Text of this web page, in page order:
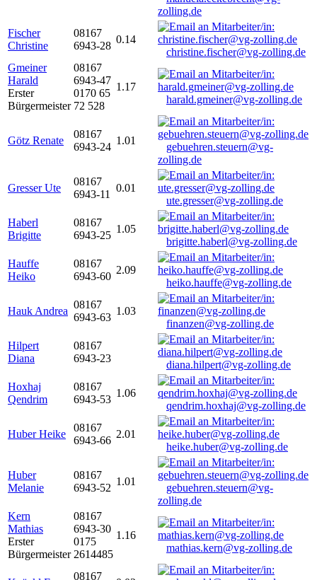
zolling.de
Fischer
Christine
08167
6943-28
0.14
christine.fischer@vg-zolling.de
Gmeiner
Harald
Erster
Bürgermeister
08167
6943-47
0170 65
72 528
1.17
harald.gmeiner@vg-zolling.de
Götz Renate
08167
6943-24
1.01
gebuehren.steuern@vg-
zolling.de
Gresser Ute
08167
6943-11
0.01
ute.gresser@vg-zolling.de
Haberl
Brigitte
08167
6943-25
1.05
brigitte.haberl@vg-zolling.de
Hauffe
Heiko
08167
6943-60
2.09
heiko.hauffe@vg-zolling.de
Hauk Andrea
08167
6943-63
1.03
finanzen@vg-zolling.de
Hilpert
Diana
08167
6943-23
diana.hilpert@vg-zolling.de
Hoxhaj
Qendrim
08167
6943-53
1.06
qendrim.hoxhaj@vg-zolling.de
Huber Heike
08167
6943-66
2.01
heike.huber@vg-zolling.de
Huber
Melanie
08167
6943-52
1.01
gebuehren.steuern@vg-
zolling.de
Kern
Mathias
Erster
Bürgermeister
08167
6943-30
0175
2614485
1.16
mathias.kern@vg-zolling.de
08167